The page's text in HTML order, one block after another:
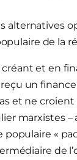
alternatives
de la
et en
un
et ne croient
marxistes
populaire «
de